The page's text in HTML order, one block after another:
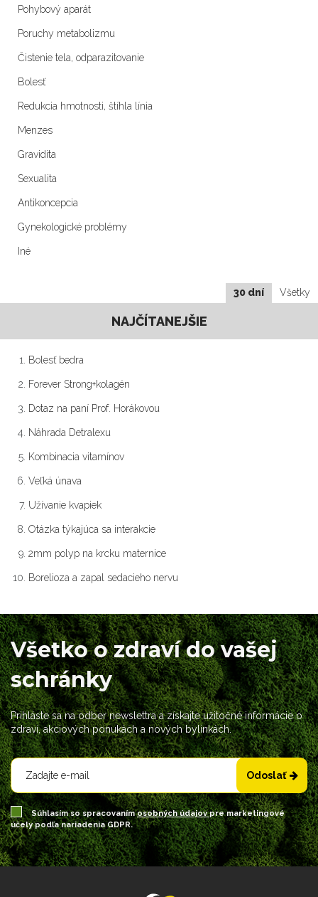
Pohybový aparát
Poruchy metabolizmu
Čistenie tela, odparazitovanie
Bolesť
Redukcia hmotnosti, štíhla línia
Menzes
Gravidita
Sexualita
Antikoncepcia
Gynekologické problémy
Iné
30 dní Všetky
NAJČÍTANEJŠIE
Bolesť bedra
Forever Strong+kolagén
Dotaz na paní Prof. Horákovou
Náhrada Detralexu
Kombinacia vitamínov
Veľká únava
Užívanie kvapiek
Otázka týkajúca sa interakcie
2mm polyp na krcku maternice
Borelioza a zapal sedacieho nervu
Všetko o zdraví do vašej
schránky
Prihláste sa na odber newslettra a získajte užitočné informácie o
zdraví, akciových ponukách a nových bylinkách.
Odoslať
Súhlasím so spracovanímosobných údajovpre marketingové
účely podľa nariadenia GDPR.